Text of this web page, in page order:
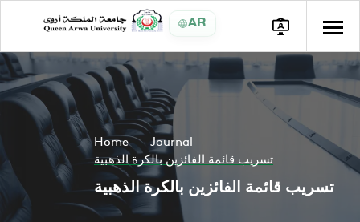
AR
Home
Journal
تسريب قائمة الفائزين بالكرة الذهبية
تسريب قائمة الفائزين بالكرة الذهبية